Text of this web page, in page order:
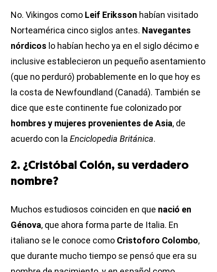
No. Vikingos como Leif Eriksson habían visitado
Norteamérica cinco siglos antes. Navegantes
nórdicos lo habían hecho ya en el siglo décimo e
inclusive establecieron un pequeño asentamiento
(que no perduró) probablemente en lo que hoy es
la costa de Newfoundland (Canadá). También se
dice que este continente fue colonizado por
hombres y mujeres provenientes de Asia, de
acuerdo con laEnciclopedia Británica.
2. ¿Cristóbal Colón, su verdadero
nombre?
Muchos estudiosos coinciden en que nació en
Génova, que ahora forma parte de Italia. En
italiano se le conoce como Cristoforo Colombo,
que durante mucho tiempo se pensó que era su